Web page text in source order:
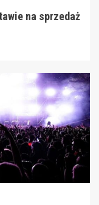
na sprzedaż